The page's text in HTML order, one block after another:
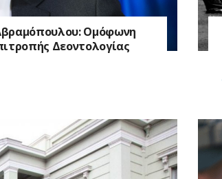
Ομόφωνη
Δεοντολογίας